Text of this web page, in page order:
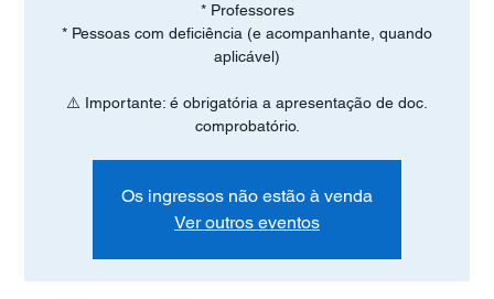
* Professores
* Pessoas com deficiência (e acompanhante, quando
aplicável)
⚠️ Importante: é obrigatória a apresentação de doc.
comprobatório.
Os ingressos não estão à venda
Ver outros eventos